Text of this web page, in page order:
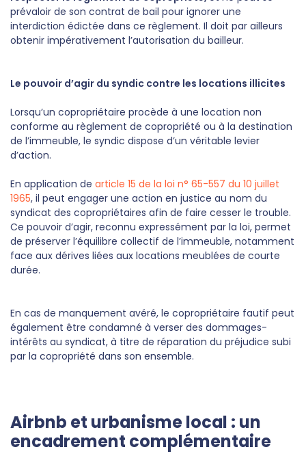
prévaloir de son contrat de bail pour ignorer une
interdiction édictée dans ce règlement. Il doit par ailleurs
obtenir impérativement l’autorisation du bailleur.
Le pouvoir d’agir du syndic contre les locations illicites
Lorsqu’un copropriétaire procède à une location non
conforme au règlement de copropriété ou à la destination
de l’immeuble, le syndic dispose d’un véritable levier
d’action.
En application de article 15 de la loi n° 65-557 du 10 juillet
1965, il peut engager une action en justice au nom du
syndicat des copropriétaires afin de faire cesser le trouble.
Ce pouvoir d’agir, reconnu expressément par la loi, permet
de préserver l’équilibre collectif de l’immeuble, notamment
face aux dérives liées aux locations meublées de courte
durée.
En cas de manquement avéré, le copropriétaire fautif peut
également être condamné à verser des dommages-
intérêts au syndicat, à titre de réparation du préjudice subi
par la copropriété dans son ensemble.
Airbnb et urbanisme local : un
encadrement complémentaire